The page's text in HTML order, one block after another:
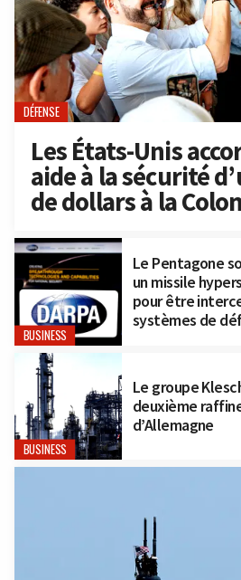
DÉFENSE
Les États-Unis
aide à la sécurité
de dollars à la
BUSINESS
Le Pentagone
un missile
pour être
systèmes de
BUSINESS
Le groupe
deuxième
d’Allemagne